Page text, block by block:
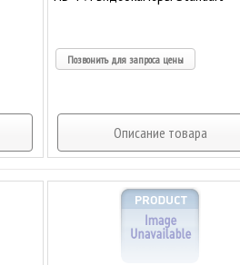
Позвонить для запроса цены
Описание товара